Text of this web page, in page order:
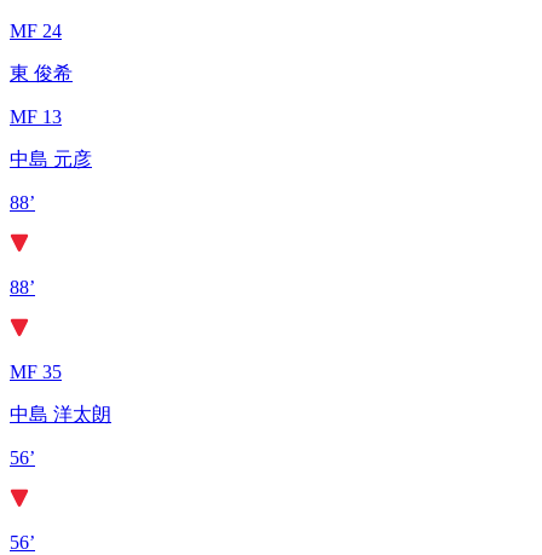
MF 24
東 俊希
MF 13
中島 元彦
88’
88’
MF 35
中島 洋太朗
56’
56’